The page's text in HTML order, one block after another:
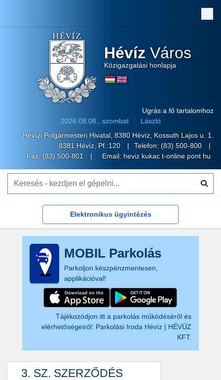
Hévíz Város
Közigazgatási honlapja
Ugrás a fő tartalomhoz
2026.08.08., szombat
László
Hévízi Polgármesteri Hivatal, 8380 Hévíz, Kossuth Lajos u. 1.
8381 Hévíz, Pf.:120
Telefon: (83) 500-800
Fax: (83) 500-801
Email: heviz kukac t-online pont hu
Elektronikus ügyintézés
MOBIL Parkolás
Parkoljon készpénzmentesen,
applikációval!
Tájékozódjon itt a parkolás működéséről és
elérhetőségeiről: Parkolási Iroda Hévíz | HÉVÜZ
KFT.
3. SZ. SZERZŐDÉS